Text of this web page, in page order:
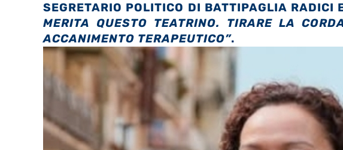
SEGRETARIO POLITICO DI BATTIPAGLIA RADICI
MERITA QUESTO TEATRINO. TIRARE LA
ACCANIMENTO TERAPEUTICO”.